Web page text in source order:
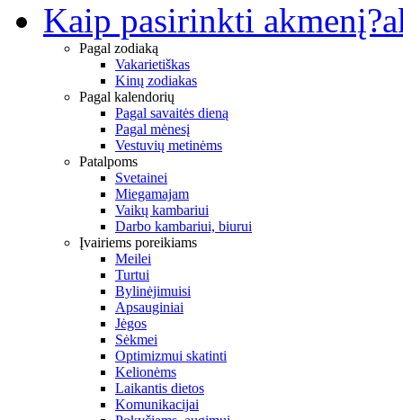
Kaip pasirinkti akmenį?
Pagal zodiaką
Vakarietiškas
Kinų zodiakas
Pagal kalendorių
Pagal savaitės dieną
Pagal mėnesį
Vestuvių metinėms
Patalpoms
Svetainei
Miegamajam
Vaikų kambariui
Darbo kambariui, biurui
Įvairiems poreikiams
Meilei
Turtui
Bylinėjimuisi
Apsauginiai
Jėgos
Sėkmei
Optimizmui skatinti
Kelionėms
Laikantis dietos
Komunikacijai